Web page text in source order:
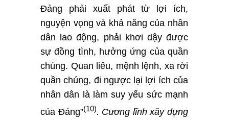
Đảng phải xuất phát từ lợi ích,
nguyện vọng và khả năng của nhân
dân lao động, phải khơi dậy được
sự đồng tình, hưởng ứng của quần
chúng. Quan liêu, mệnh lệnh, xa rời
quần chúng, đi ngược lại lợi ích của
nhân dân là làm suy yếu sức mạnh
của Đảng”(10). Cương lĩnh xây dựng